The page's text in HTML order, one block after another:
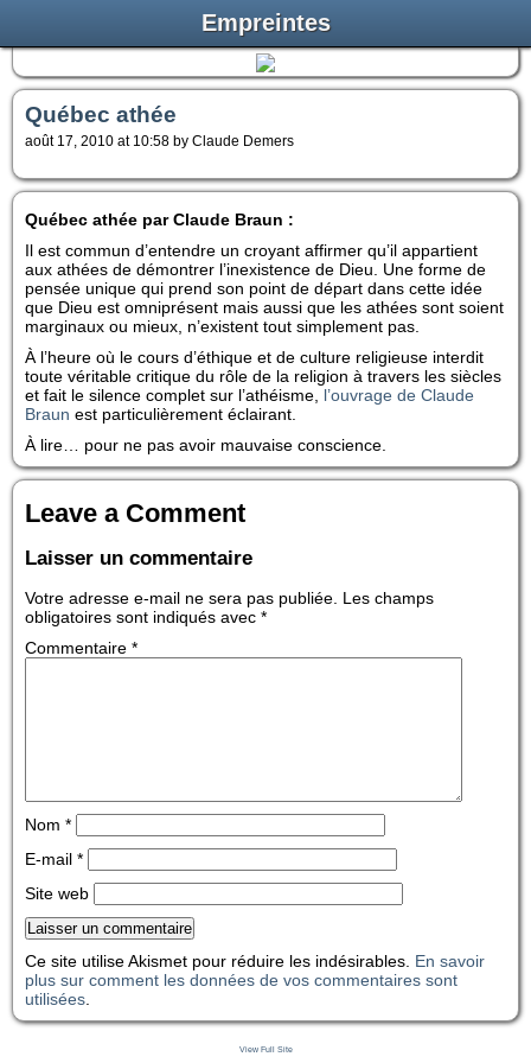
Empreintes
Québec athée
août 17, 2010 at 10:58 by Claude Demers
Québec athée par Claude Braun :
Il est commun d’entendre un croyant affirmer qu’il appartient
aux athées de démontrer l’inexistence de Dieu. Une forme de
pensée unique qui prend son point de départ dans cette idée
que Dieu est omniprésent mais aussi que les athées sont soient
marginaux ou mieux, n’existent tout simplement pas.
À l’heure où le cours d’éthique et de culture religieuse interdit
toute véritable critique du rôle de la religion à travers les siècles
et fait le silence complet sur l’athéisme, l’ouvrage de Claude
Braun est particulièrement éclairant.
À lire… pour ne pas avoir mauvaise conscience.
Leave a Comment
Laisser un commentaire
Votre adresse e-mail ne sera pas publiée. Les champs
obligatoires sont indiqués avec *
Commentaire *
Nom *
E-mail *
Site web
Ce site utilise Akismet pour réduire les indésirables. En savoir
plus sur comment les données de vos commentaires sont
utilisées
View Full Site